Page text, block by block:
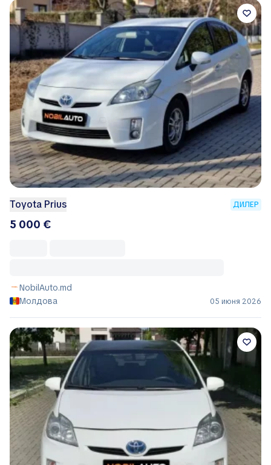
Toyota Prius ДИЛЕР
5 000 €
NobilAuto.md
Молдова
05 июня 2026